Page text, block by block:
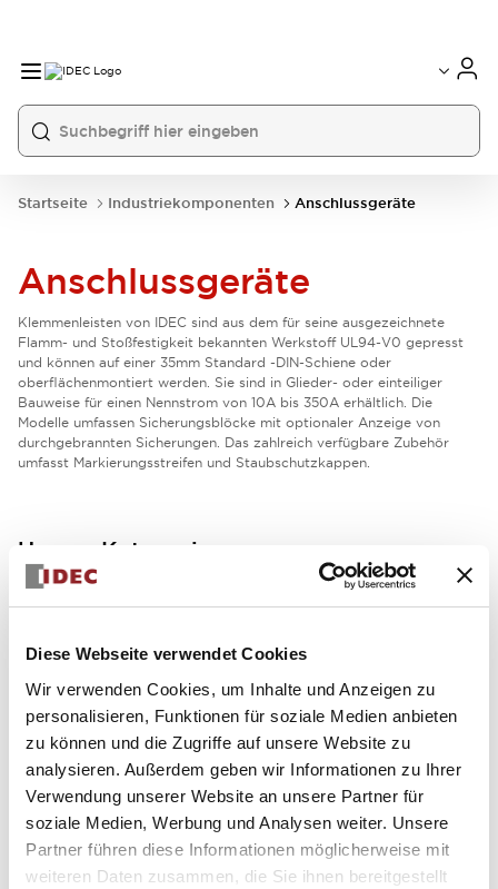
Diese Webseite verwendet Cookies
Wir verwenden Cookies, um Inhalte und Anzeigen zu
personalisieren, Funktionen für soziale Medien anbieten
zu können und die Zugriffe auf unsere Website zu
analysieren. Außerdem geben wir Informationen zu Ihrer
Verwendung unserer Website an unsere Partner für
soziale Medien, Werbung und Analysen weiter. Unsere
Partner führen diese Informationen möglicherweise mit
weiteren Daten zusammen, die Sie ihnen bereitgestellt
Startseite Industriekomponenten Anschlussgeräte
Anschlussgeräte
Klemmenleisten von IDEC sind aus dem für seine ausgezeichnete
Flamm- und Stoßfestigkeit bekannten Werkstoff UL94-V0 gepresst
und können auf einer 35 mm Standard -DIN-Schiene oder
oberflächenmontiert werden. Sie sind in Glieder- oder einteiliger
Bauweise für einen Nennstrom von 10 A bis 350 A erhältlich. Die
Modelle umfassen Sicherungsblöcke mit optionaler Anzeige von
durchgebrannten Sicherungen. Das zahlreich verfügbare Zubehör
umfasst Markierungsstreifen und Staubschutzkappen.
Unsere Kategorien